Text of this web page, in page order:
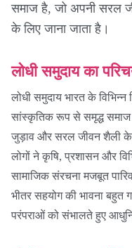
समाज है, जो अपनी सरल
के लिए जाना जाता है।
लोधी समुदाय का
लोधी समुदाय भारत के
सांस्कृतिक रूप से समृद्ध
जुड़ाव और सरल जीवन शैली के
लोगों ने कृषि, प्रशासन और
सामाजिक संरचना मजबूत
भीतर सहयोग की भावना बहुत
परंपराओं को संभालते हुए